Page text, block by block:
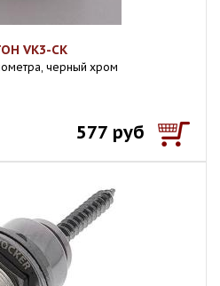
VK3-CK
черный хром
577 руб